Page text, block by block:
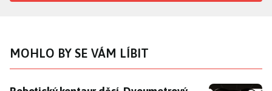
MOHLO BY SE VÁM LÍBIT